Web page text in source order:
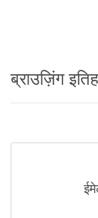
ब्राउज़िंग